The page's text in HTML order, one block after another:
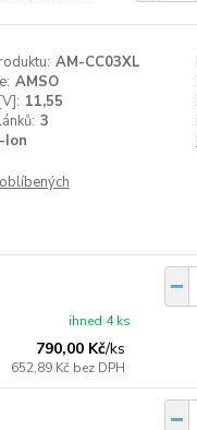
AM-CC03XL
AMSO
11,55
3
Ion
790,00 Kč/ks
652,89 Kč bez DPH
ihned 4 ks